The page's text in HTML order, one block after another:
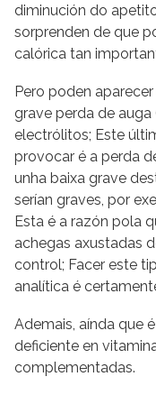
diminución do
sorprenden de que
calórica tan
Pero poden
grave perda de
electrólitos; Este
provocar é a perda
unha baixa grave
serían graves, por
Esta é a razón pola
achegas axustadas
control; Facer este
analítica é
Ademais, aínda que
deficiente en
complementadas.